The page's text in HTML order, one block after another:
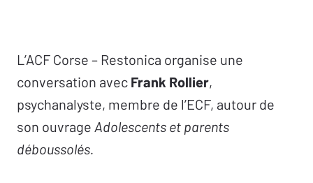
L’ACF Corse – Restonica organise une
conversation avec Frank Rollier,
psychanalyste, membre de l’ECF, autour de
son ouvrage Adolescents et parents
déboussolés.